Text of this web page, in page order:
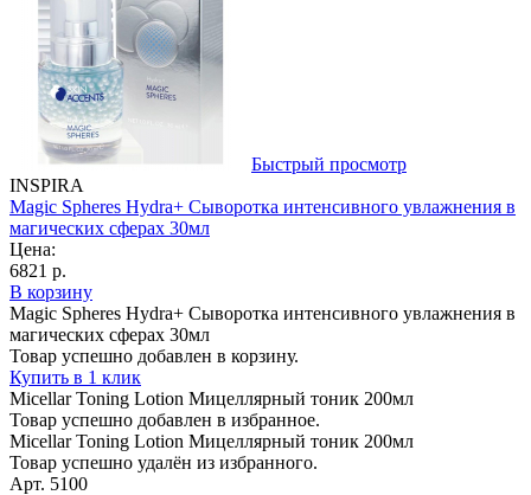
Быстрый просмотр
INSPIRA
Magic Spheres Hydra+ Сыворотка интенсивного увлажнения в
магических сферах 30мл
Цена:
6821 р.
В корзину
Magic Spheres Hydra+ Сыворотка интенсивного увлажнения в
магических сферах 30мл
Товар успешно добавлен в корзину.
Купить в 1 клик
Micellar Toning Lotion Мицеллярный тоник 200мл
Товар успешно добавлен в избранное.
Micellar Toning Lotion Мицеллярный тоник 200мл
Товар успешно удалён из избранного.
Арт. 5100